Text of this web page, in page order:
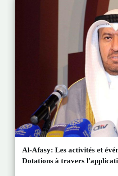
Al-Afasy: Les activités et
Dotations à travers